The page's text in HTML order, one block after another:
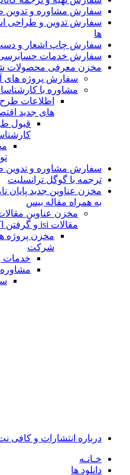
سفارش مشاوره و تدوین
سفارش تدوین و طراحی
ها
سفارش چاپ اشعار و
سفارش خدمات حسابرسی
مخزن معرفی محصولات
سفارش پروژه های
مشاوره با
اطلاعات طرح
های جدید
قبول
سفارش مشاوره و تدوین
ترجمه با گوگل ترانسلیت
مخزن عناوین جدید پایان
به همراه مقاله بیس
مخزن عناوین
مقالات isi و گرفتن اکسپت
مخزن پروژه
شرکت
خدمات
درباره انتشارات و کافی
خـانـه
دانلود ها